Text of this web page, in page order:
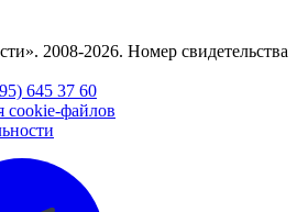
2008-2026. Номер свидетельства
645 37 60
cookie-файлов